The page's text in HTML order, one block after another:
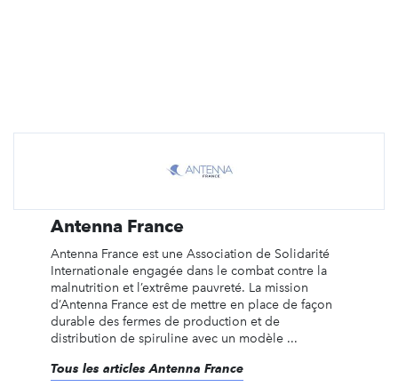
Antenna France
Antenna France est une Association de Solidarité
Internationale engagée dans le combat contre la
malnutrition et l’extrême pauvreté. La mission
d’Antenna France est de mettre en place de façon
durable des fermes de production et de
distribution de spiruline avec un modèle ...
Tous les articles Antenna France